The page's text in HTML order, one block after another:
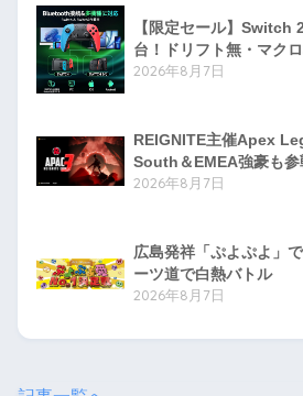
【限定セール】Switch
台！ドリフト無・マク
2026年8月7日
REIGNITE主催Apex
South＆EMEA強豪も参
2026年8月7日
広島発祥「ぷよぷよ」
ーツ道で白熱バトル
2026年8月7日